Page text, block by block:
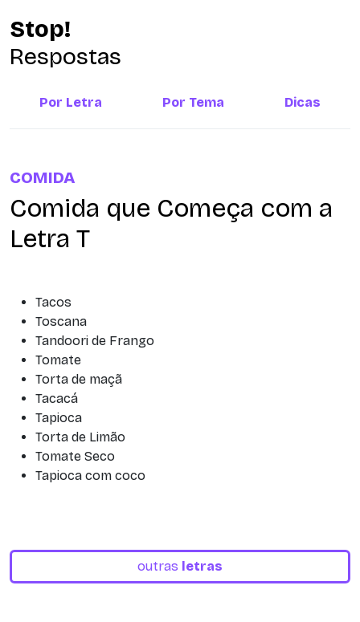
Stop!
Respostas
Por Letra Por Tema Dicas
COMIDA
Comida que Começa com a
Letra T
Tacos
Toscana
Tandoori de Frango
Tomate
Torta de maçã
Tacacá
Tapioca
Torta de Limão
Tomate Seco
Tapioca com coco
outras letras